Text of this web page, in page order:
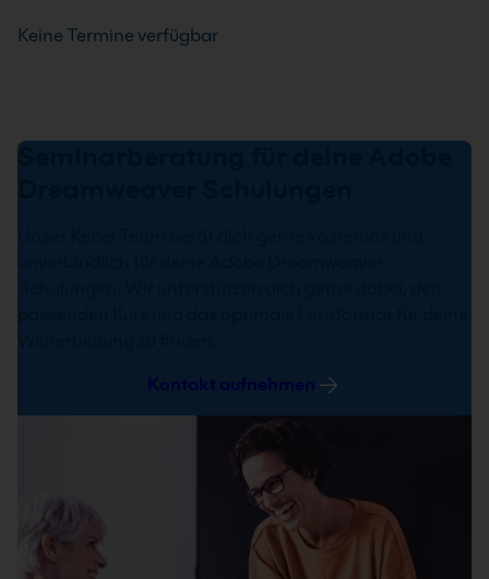
Keine Termine verfügbar
Seminarberatung für deine Adobe